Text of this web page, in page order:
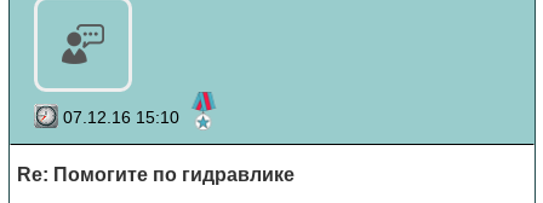
07.12.16 15:10
Re: Помогите по гидравлике